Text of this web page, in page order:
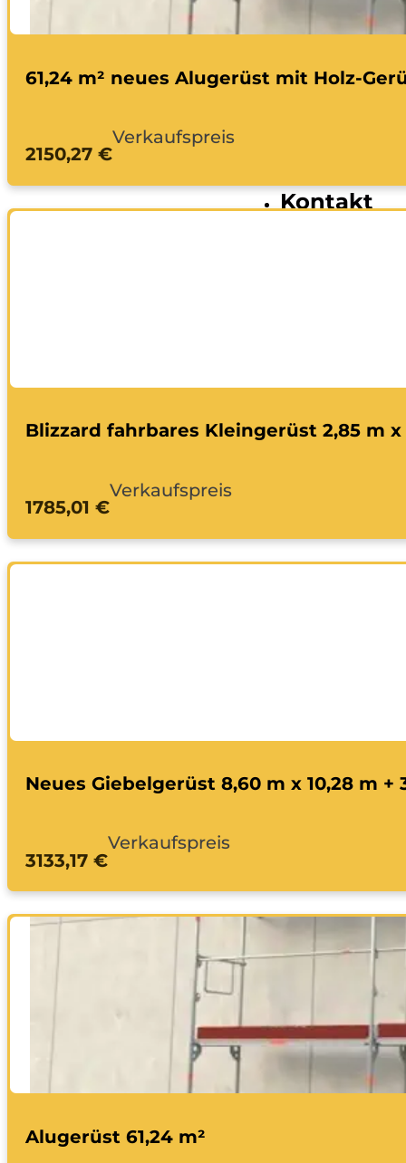
Kontakt
61,24 m² neues Alugerüst mit Holz-
2150,27 €
Verkaufspreis
Blizzard fahrbares Kleingerüst 2,85 m x
1785,01 €
Verkaufspreis
Neues Giebelgerüst 8,60 m x 10,28 m +
3133,17 €
Verkaufspreis
Alugerüst 61,24 m²